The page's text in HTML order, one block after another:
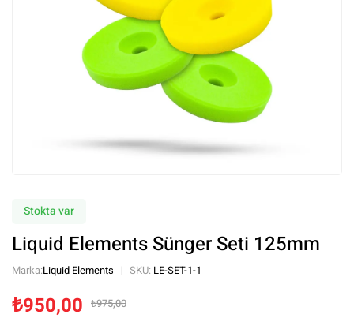
Stokta var
Liquid Elements Sünger Seti 125mm
Marka:Liquid Elements SKU: LE-SET-1-1
₺975,00
₺950,00